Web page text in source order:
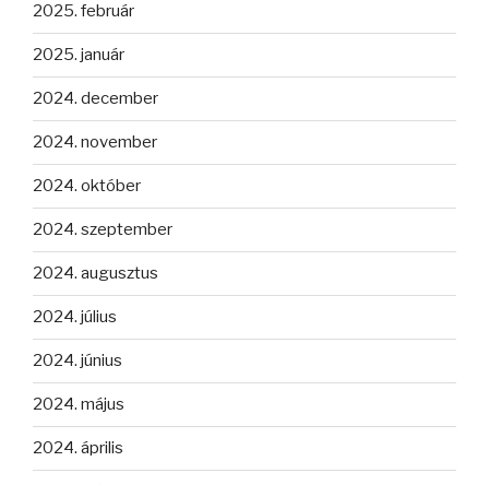
2025. február
2025. január
2024. december
2024. november
2024. október
2024. szeptember
2024. augusztus
2024. július
2024. június
2024. május
2024. április